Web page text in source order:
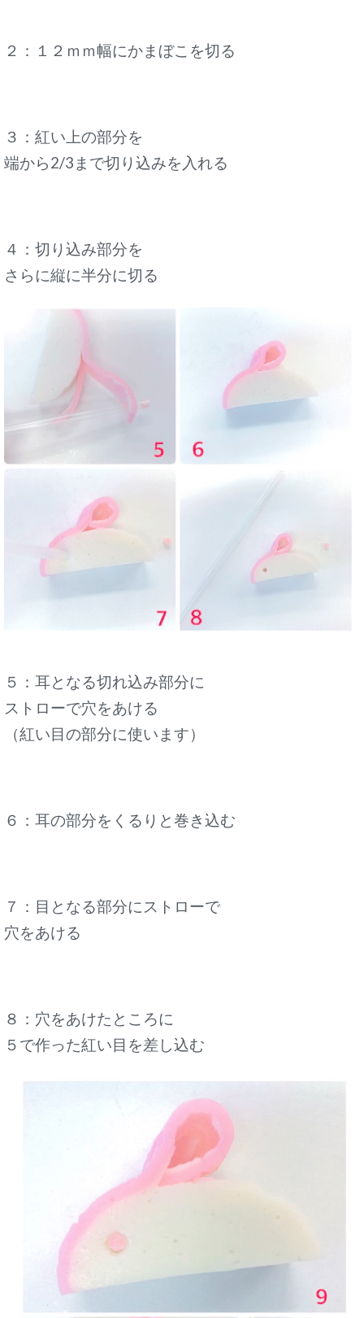
２：１２ｍｍ幅にかまぼこを切る
３：紅い上の部分を
端から2/3まで切り込みを入れる
４：切り込み部分を
さらに縦に半分に切る
５：耳となる切れ込み部分に
ストローで穴をあける
（紅い目の部分に使います）
６：耳の部分をくるりと巻き込む
７：目となる部分にストローで
穴をあける
８：穴をあけたところに
５で作った紅い目を差し込む